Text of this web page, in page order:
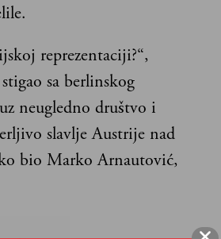
reprezentaciji?“,
sa berlinskog
neugledno društvo i
slavlje Austrije nad
bio Marko Arnautović,